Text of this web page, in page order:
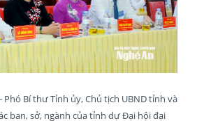
Phó Bí thư Tỉnh ủy, Chủ tịch UBND tỉnh và
ban, sở, ngành của tỉnh dự Đại hội đại